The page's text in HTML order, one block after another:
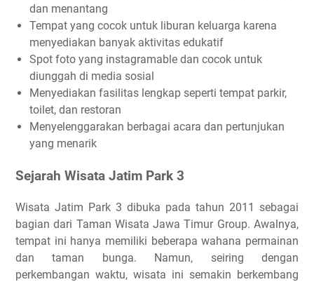
dan menantang
Tempat yang cocok untuk liburan keluarga karena
menyediakan banyak aktivitas edukatif
Spot foto yang instagramable dan cocok untuk
diunggah di media sosial
Menyediakan fasilitas lengkap seperti tempat parkir,
toilet, dan restoran
Menyelenggarakan berbagai acara dan pertunjukan
yang menarik
Sejarah Wisata Jatim Park 3
Wisata Jatim Park 3 dibuka pada tahun 2011 sebagai
bagian dari Taman Wisata Jawa Timur Group. Awalnya,
tempat ini hanya memiliki beberapa wahana permainan
dan taman bunga. Namun, seiring dengan
perkembangan waktu, wisata ini semakin berkembang